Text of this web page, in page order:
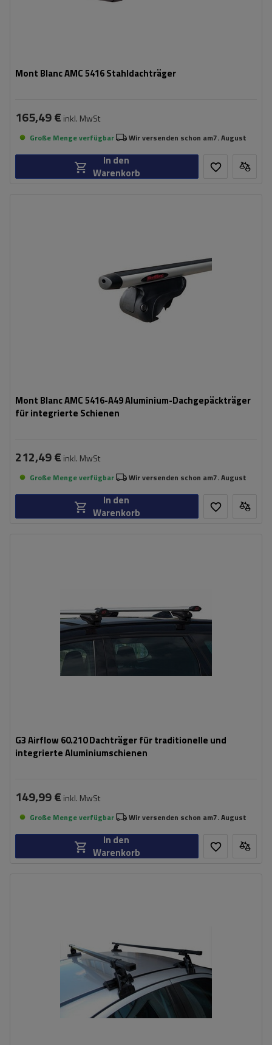
Mont Blanc AMC 5416 Stahldachträger
165,49 € inkl. MwSt
Große Menge verfügbar Wir versenden schon am7. August
In den
Warenkorb
Mont Blanc AMC 5416-A49 Aluminium-Dachgepäckträger
für integrierte Schienen
212,49 € inkl. MwSt
Große Menge verfügbar Wir versenden schon am7. August
In den
Warenkorb
G3 Airflow 60.210 Dachträger für traditionelle und
integrierte Aluminiumschienen
149,99 € inkl. MwSt
Große Menge verfügbar Wir versenden schon am7. August
In den
Warenkorb